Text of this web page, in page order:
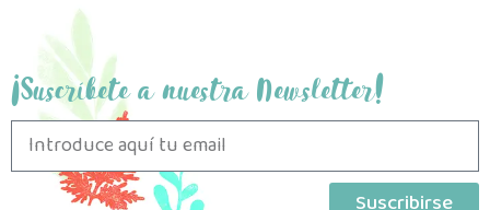
¡Suscríbete a nuestra Newsletter!